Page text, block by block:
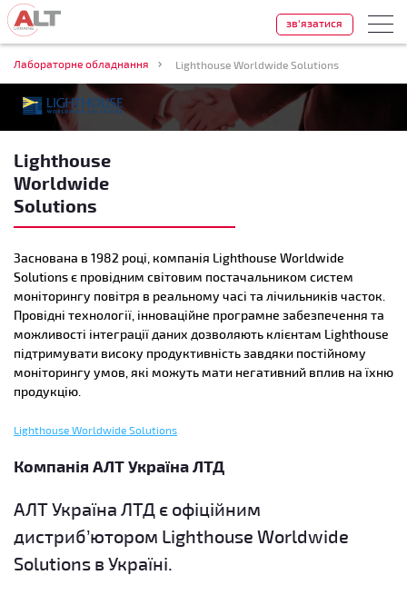
Лабораторне обладнання Lighthouse Worldwide Solutions
зв'язатися
Lighthouse
Worldwide
Solutions
Заснована в 1982 році, компанія Lighthouse Worldwide
Solutions є провідним світовим постачальником систем
моніторингу повітря в реальному часі та лічильників часток.
Провідні технології, інноваційне програмне забезпечення та
можливості інтеграції даних дозволяють клієнтам Lighthouse
підтримувати високу продуктивність завдяки постійному
моніторингу умов, які можуть мати негативний вплив на їхню
продукцію.
Lighthouse Worldwide Solutions
Компанія АЛТ Україна ЛТД
АЛТ Україна ЛТД є офіційним
дистриб’ютором Lighthouse Worldwide
Solutions в Україні.